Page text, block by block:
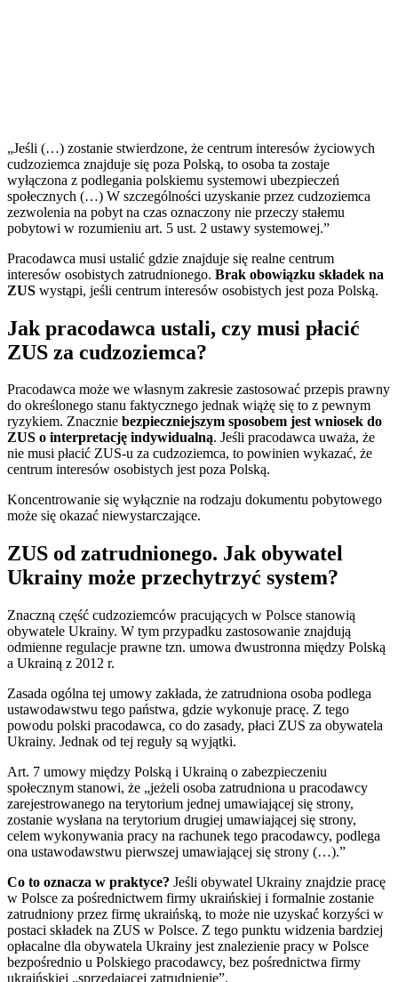
„Jeśli (…) zostanie stwierdzone, że centrum interesów życiowych
cudzoziemca znajduje się poza Polską, to osoba ta zostaje
wyłączona z podlegania polskiemu systemowi ubezpieczeń
społecznych (…) W szczególności uzyskanie przez cudzoziemca
zezwolenia na pobyt na czas oznaczony nie przeczy stałemu
pobytowi w rozumieniu art. 5 ust. 2 ustawy systemowej.”
Pracodawca musi ustalić gdzie znajduje się realne centrum
interesów osobistych zatrudnionego. Brak obowiązku składek na
ZUS wystąpi, jeśli centrum interesów osobistych jest poza Polską.
Jak pracodawca ustali, czy musi płacić
ZUS za cudzoziemca?
Pracodawca może we własnym zakresie zastosować przepis prawny
do określonego stanu faktycznego jednak wiążę się to z pewnym
ryzykiem. Znacznie bezpieczniejszym sposobem jest wniosek do
ZUS o interpretację indywidualną. Jeśli pracodawca uważa, że
nie musi płacić ZUS-u za cudzoziemca, to powinien wykazać, że
centrum interesów osobistych jest poza Polską.
Koncentrowanie się wyłącznie na rodzaju dokumentu pobytowego
może się okazać niewystarczające.
ZUS od zatrudnionego. Jak obywatel
Ukrainy może przechytrzyć system?
Znaczną część cudzoziemców pracujących w Polsce stanowią
obywatele Ukrainy. W tym przypadku zastosowanie znajdują
odmienne regulacje prawne tzn. umowa dwustronna między Polską
a Ukrainą z 2012 r.
Zasada ogólna tej umowy zakłada, że zatrudniona osoba podlega
ustawodawstwu tego państwa, gdzie wykonuje pracę. Z tego
powodu polski pracodawca, co do zasady, płaci ZUS za obywatela
Ukrainy. Jednak od tej reguły są wyjątki.
Art. 7 umowy między Polską i Ukrainą o zabezpieczeniu
społecznym stanowi, że „jeżeli osoba zatrudniona u pracodawcy
zarejestrowanego na terytorium jednej umawiającej się strony,
zostanie wysłana na terytorium drugiej umawiającej się strony,
celem wykonywania pracy na rachunek tego pracodawcy, podlega
ona ustawodawstwu pierwszej umawiającej się strony (…).”
Co to oznacza w praktyce? Jeśli obywatel Ukrainy znajdzie pracę
w Polsce za pośrednictwem firmy ukraińskiej i formalnie zostanie
zatrudniony przez firmę ukraińską, to może nie uzyskać korzyści w
postaci składek na ZUS w Polsce. Z tego punktu widzenia bardziej
opłacalne dla obywatela Ukrainy jest znalezienie pracy w Polsce
bezpośrednio u Polskiego pracodawcy, bez pośrednictwa firmy
ukraińskiej „sprzedającej zatrudnienie”.